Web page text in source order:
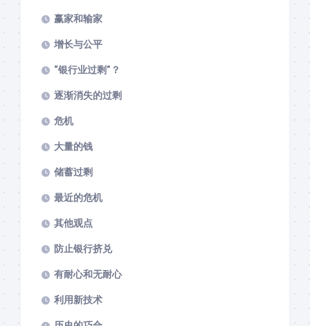
赢家和输家
增长与公平
“银行业过剩”？
逐渐消失的过剩
危机
大量的钱
储蓄过剩
最近的危机
其他观点
防止银行挤兑
有耐心和无耐心
利用新技术